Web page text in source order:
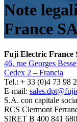
Note
France
Fuji Electric France
46, rue Georges
Cedex 2 – Francia
Tel.: + 33 (0)4 73 98
E-mail:
S.A. con capitale
RCS Clermont
SIRET B 400 841